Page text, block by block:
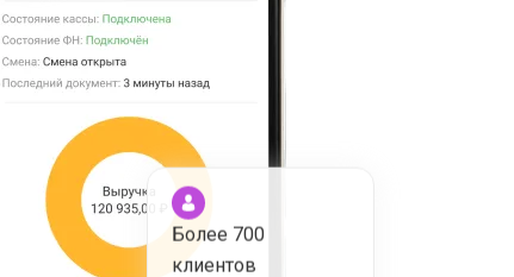
Более 700
клиентов